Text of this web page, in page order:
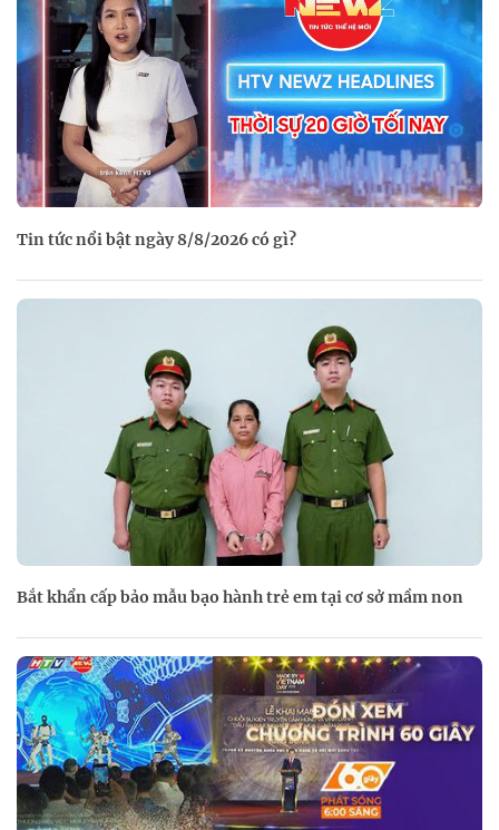
Tin tức nổi bật ngày 8/8/2026 có gì?
Bắt khẩn cấp bảo mẫu bạo hành trẻ em tại cơ sở mầm non